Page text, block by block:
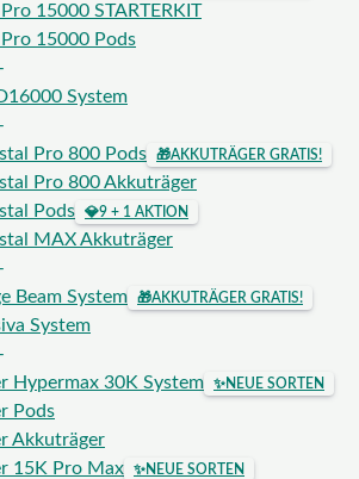
15000 STARTERKIT
15000 Pods
System
Pro 800 Pods
🎁AKKUTRÄGER GRATIS!
Pro 800 Akkuträger
Pods
💎9 + 1 AKTION
MAX Akkuträger
Beam System
🎁AKKUTRÄGER GRATIS!
System
Hypermax 30K System
✨NEUE SORTEN
Pods
Akkuträger
15K Pro Max
✨NEUE SORTEN